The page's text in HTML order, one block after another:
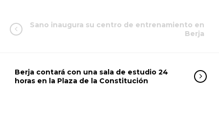
Sano inaugura su centro de entrenamiento en
Berja
Berja contará con una sala de estudio 24
horas en la Plaza de la Constitución